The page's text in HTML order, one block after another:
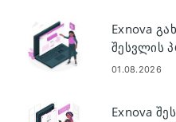
Exnova
შესვლის
დაყენება
01.08.2026
Exnova